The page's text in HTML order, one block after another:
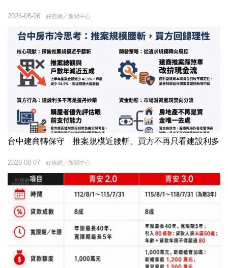
好房網／新聞中心
2026-08-06
台中建商轉保守 推案規模近腰斬、買方不再只看建設利多
好房網／新聞中心
2026-08-07